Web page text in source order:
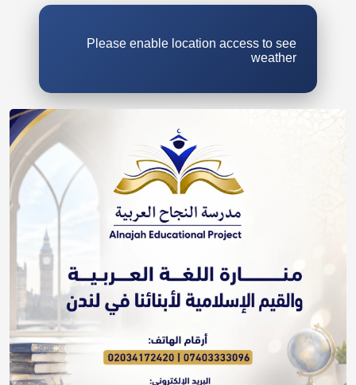
Please enable location access to see
weather